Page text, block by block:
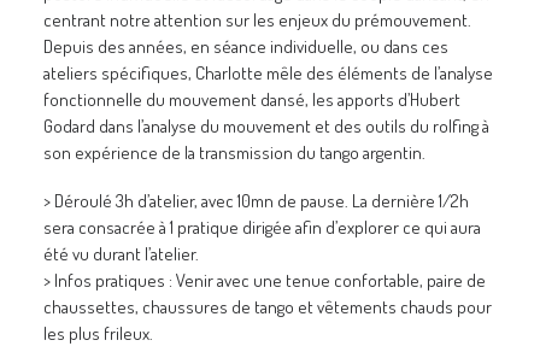
centrant notre attention sur les enjeux du prémouvement.
Depuis des années, en séance individuelle, ou dans ces
ateliers spécifiques, Charlotte mêle des éléments de l’analyse
fonctionnelle du mouvement dansé, les apports d’Hubert
Godard dans l’analyse du mouvement et des outils du rolfing à
son expérience de la transmission du tango argentin.
> Déroulé 3h d’atelier, avec 10mn de pause. La dernière 1/2h
sera consacrée à 1 pratique dirigée afin d’explorer ce qui aura
été vu durant l’atelier.
> Infos pratiques : Venir avec une tenue confortable, paire de
chaussettes, chaussures de tango et vêtements chauds pour
les plus frileux.